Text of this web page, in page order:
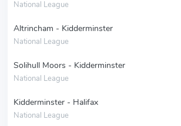
National League
Altrincham - Kidderminster
National League
Solihull Moors - Kidderminster
National League
Kidderminster - Halifax
National League